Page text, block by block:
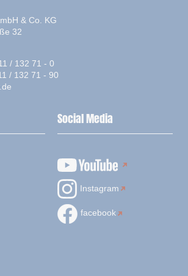
& Co. KG
32
/ 132 71 - 0
/ 132 71 - 90
Social Media
Instagram
facebook